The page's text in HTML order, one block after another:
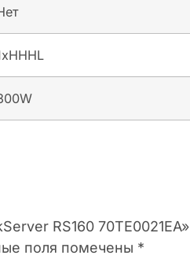
RS160 70TE0021EA»
поля помечены *